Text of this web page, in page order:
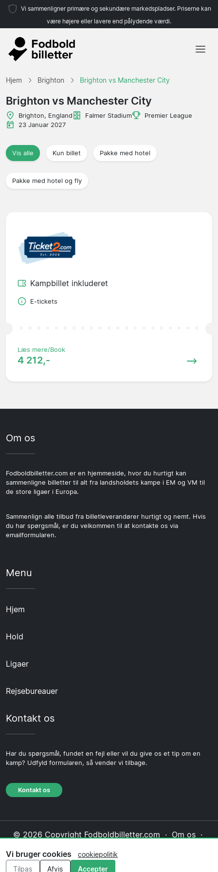
Vi sammenligner primære og sekundære markedspladser. Priserne kan
være højere eller lavere end pålydende værdi.
Hjem Brighton Brighton vs Manchester City
Brighton vs Manchester City
Brighton, England Falmer Stadium
Premier League
23 Januar 2027
Vis alle Kun billet Pakke med hotel
Pakke med hotel og fly
Kampbillet inkluderet
E-tickets
Læs mere/Book
4 212,-
Om os
Fodboldbilletter.com er en hjemmeside, hvor du hurtigt kan
sammenligne billetter til alt fra landsholdets kampe i EM og VM til
de store ligaer i Europa.
Sammenlign alle tilbud fra billetleverandører hurtigt og nemt. Hvis
du har spørgsmål, er du velkommen til at kontakte os via
emailformularen.
Menu
Hjem
Hold
Ligaer
Rejsebureauer
Kontakt os
Har du spørgsmål, fundet en fejl eller vil du give os et tip om en
kamp? Udfyld formularen, så vender vi tilbage.
Kontakt os
© 2026 Copyright Fodboldbilletter.com · Om os ·
Redaktionel politik
Vi bruger cookies
cookiepolitik
Tilpas
Afvis Accepter